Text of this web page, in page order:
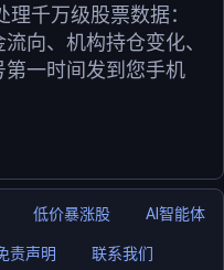
理千万级股票数据：
向、机构持仓变化、
一时间发到您手机
低价暴涨股 AI智能体
责声明 联系我们